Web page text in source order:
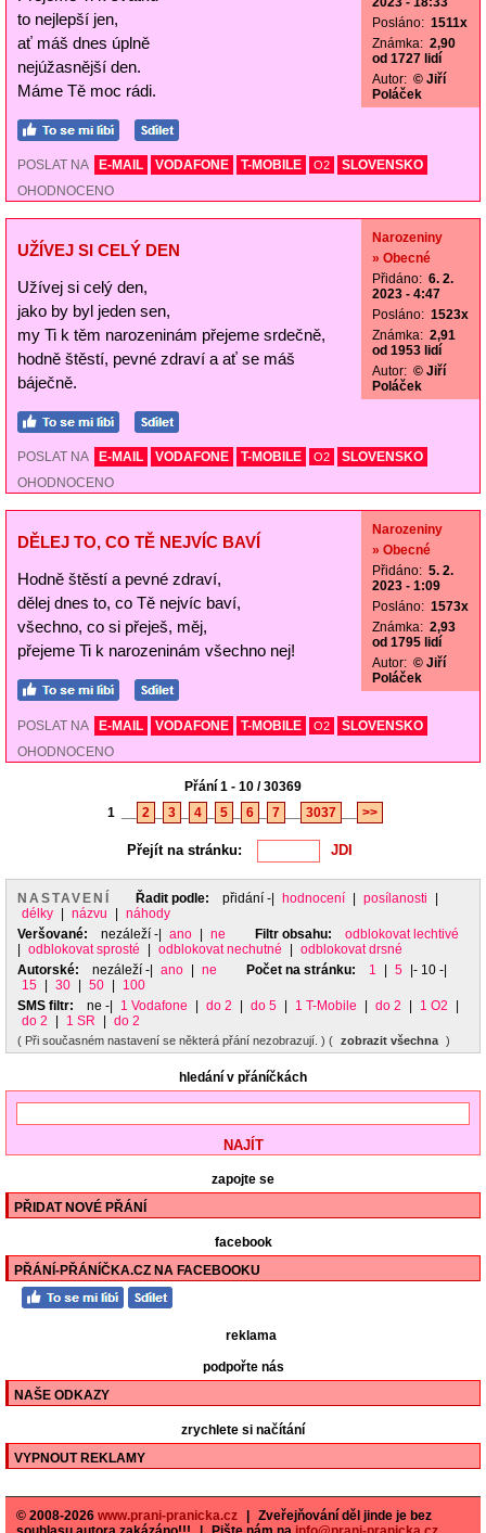
to nejlepší jen,
ať máš dnes úplně
nejúžasnější den.
Máme Tě moc rádi.
Posláno: 1511x
Známka: 2,90
od 1727 lidí
Autor: © Jiří
Poláček
POSLAT NA E-MAIL VODAFONE T-MOBILE O2
SLOVENSKO
OHODNOCENO
UŽÍVEJ SI CELÝ DEN
Užívej si celý den,
jako by byl jeden sen,
my Ti k těm narozeninám přejeme srdečně,
hodně štěstí, pevné zdraví a ať se máš
báječně.
Narozeniny
» Obecné
Přidáno: 6. 2.
2023 - 4:47
Posláno: 1523x
Známka: 2,91
od 1953 lidí
Autor: © Jiří
Poláček
POSLAT NA E-MAIL VODAFONE T-MOBILE O2
SLOVENSKO
OHODNOCENO
DĚLEJ TO, CO TĚ NEJVÍC BAVÍ
Hodně štěstí a pevné zdraví,
dělej dnes to, co Tě nejvíc baví,
všechno, co si přeješ, měj,
přejeme Ti k narozeninám všechno nej!
Narozeniny
» Obecné
Přidáno: 5. 2.
2023 - 1:09
Posláno: 1573x
Známka: 2,93
od 1795 lidí
Autor: © Jiří
Poláček
POSLAT NA E-MAIL VODAFONE T-MOBILE O2
SLOVENSKO
OHODNOCENO
Přání 1 - 10 / 30369
1
2 3 4 5 6 7 3037 >>
Přejít na stránku:
NASTAVENÍ Řadit podle: přidání -| hodnocení posílanosti
délky
názvu
náhody
Veršované:
nezáleží -| ano ne Filtr obsahu:
odblokovat lechtivé
odblokovat sprosté odblokovat nechutné
odblokovat drsné
Autorské:
nezáleží -| ano ne Počet na stránku: 1 5
|- 10 -|
15
30 50
100
SMS filtr:
ne -| 1 Vodafone do 2 do 5 1 T-Mobile do 2 1 O2
do 2
1 SR do 2
( Při současném nastavení se některá přání nezobrazují. ) ( zobrazit všechna )
hledání v přáníčkách
zapojte se
PŘIDAT NOVÉ PŘÁNÍ
facebook
PŘÁNÍ-PŘÁNÍČKA.CZ NA FACEBOOKU
reklama
podpořte nás
NAŠE ODKAZY
zrychlete si načítání
VYPNOUT REKLAMY
© 2008-2026 www.prani-pranicka.cz
Zveřejňování děl jinde je bez